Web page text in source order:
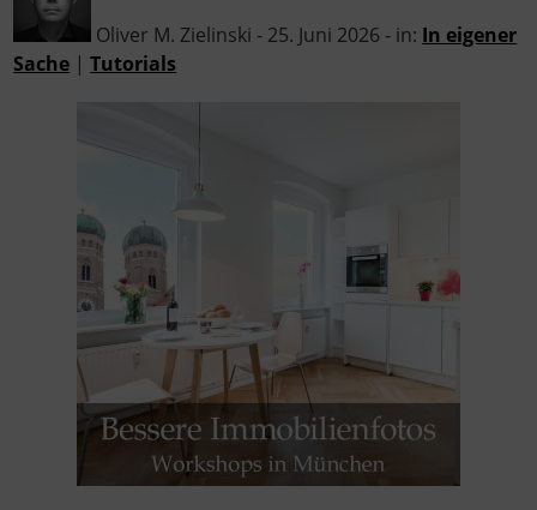
Oliver M. Zielinski - 25. Juni 2026 - in: In eigener
Sache |Tutorials